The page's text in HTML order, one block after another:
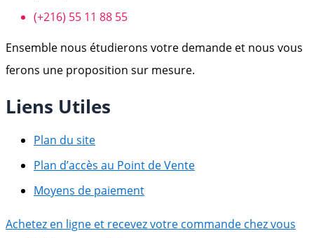
(+216) 55 11 88 55
Ensemble nous étudierons votre demande et nous vous
ferons une proposition sur mesure.
Liens Utiles
Plan du site
Plan d’accès au Point de Vente
Moyens de paiement
Achetez en ligne et recevez votre commande chez vous